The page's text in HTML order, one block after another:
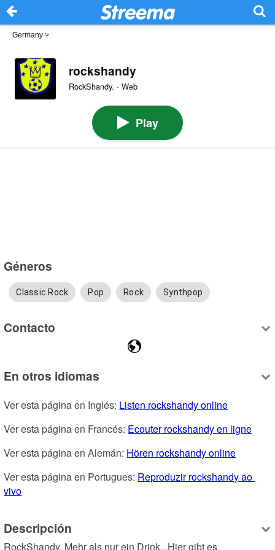
Germany >
rockshandy
RockShandy. · Web
Play
Géneros
Classic Rock Pop Rock Synthpop
Contacto
En otros idiomas
Ver esta página en Inglés: Listen rockshandy online
Ver esta página en Francés: Ecouter rockshandy en ligne
Ver esta página en Alemán: Hören rockshandy online
Ver esta página en Portugues: Reproduzir rockshandy ao
vivo
Descripción
RockShandy. Mehr als nur ein Drink...Hier gibt es